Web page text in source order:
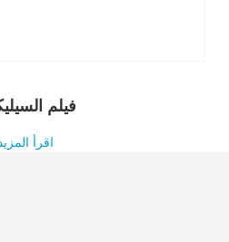
فيلم
اقرأ